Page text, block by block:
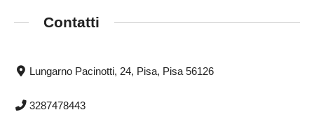
Contatti
Lungarno Pacinotti, 24, Pisa, Pisa 56126
3287478443